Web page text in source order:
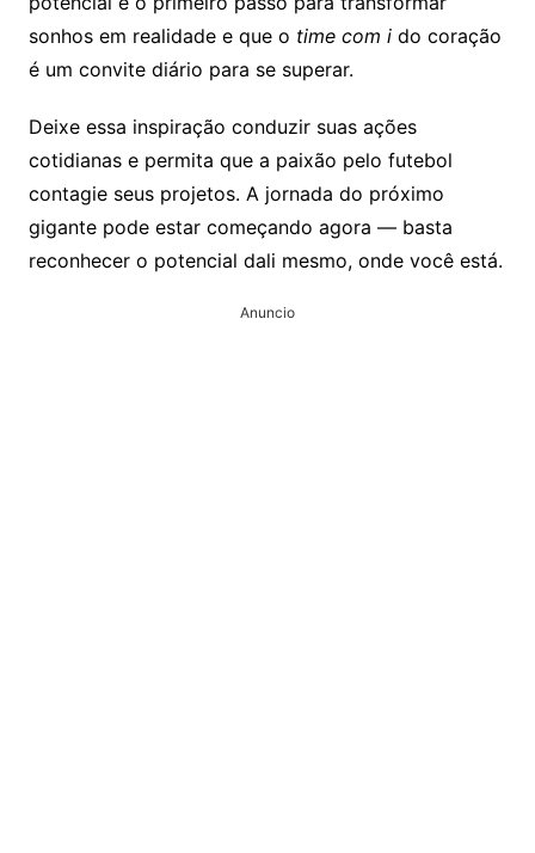
sonhos em realidade e que o time com ido coração
é um convite diário para se superar.
Deixe essa inspiração conduzir suas ações
cotidianas e permita que a paixão pelo futebol
contagie seus projetos. A jornada do próximo
gigante pode estar começando agora — basta
reconhecer o potencial dali mesmo, onde você está.
Anuncio